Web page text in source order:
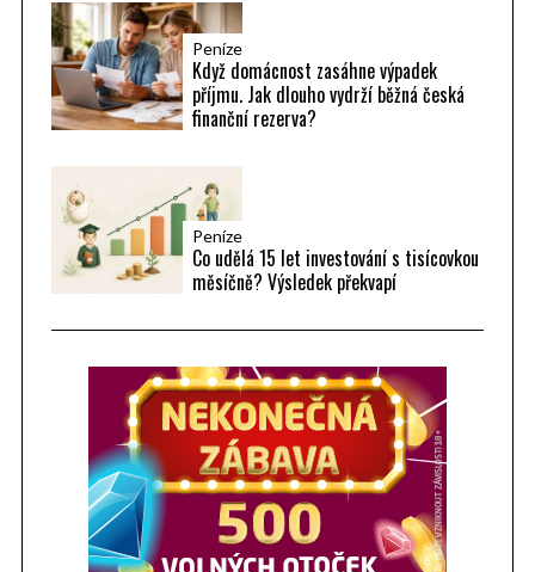
Peníze
Když domácnost zasáhne výpadek
příjmu. Jak dlouho vydrží běžná česká
finanční rezerva?
Peníze
Co udělá 15 let investování s tisícovkou
měsíčně? Výsledek překvapí